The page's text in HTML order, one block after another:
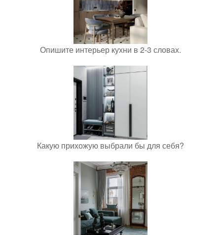
Опишите интерьер кухни в 2-3 словах.
Какую прихожую выбрали бы для себя?